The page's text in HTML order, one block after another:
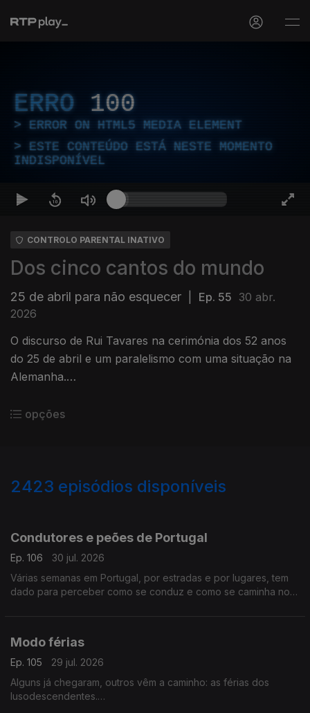
ERRO 100
ERROR ON HTML5 MEDIA ELEMENT
ESTE CONTEÚDO ESTÁ NESTE MOMENTO
INDISPONÍVEL
CONTROLO PARENTAL INATIVO
Dos cinco cantos do mundo
25 de abril para não esquecer Ep. 55 30 abr.
2026
O discurso de Rui Tavares na cerimónia dos 52 anos
do 25 de abril e um paralelismo com uma situação na
Alemanha.
Alemanha.
opções
2423 episódios disponíveis
Condutores e peões de Portugal
Ep. 106
30 jul. 2026
Várias semanas em Portugal, por estradas e por lugares, tem
dado para perceber como se conduz e como se caminha no
Modo férias
Ep. 105
29 jul. 2026
Alguns já chegaram, outros vêm a caminho: as férias dos
lusodescendentes.